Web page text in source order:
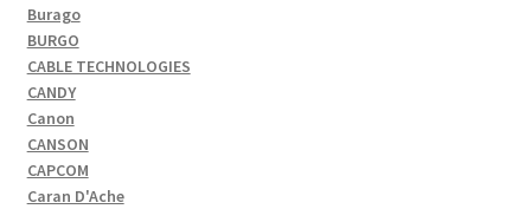
Burago
BURGO
CABLE TECHNOLOGIES
CANDY
Canon
CANSON
CAPCOM
Caran D'Ache